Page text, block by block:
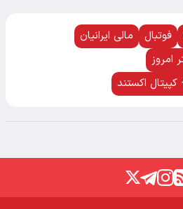
فوتبال
مالی ایرانیان
امروز
اکستند